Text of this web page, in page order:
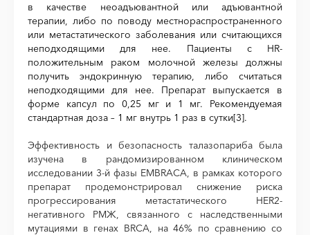
в качестве неоадъювантной или адъювантной
терапии, либо по поводу местнораспространенного
или метастатического заболевания или считающихся
неподходящими для нее. Пациенты с HR-
положительным раком молочной железы должны
получить эндокринную терапию, либо считаться
неподходящими для нее. Препарат выпускается в
форме капсул по 0,25 мг и 1 мг. Рекомендуемая
стандартная доза – 1 мг внутрь 1 раз в сутки[3].
Эффективность и безопасность талазопариба была
изучена в рандомизированном клиническом
исследовании 3-й фазы EMBRACA, в рамках которого
препарат продемонстрировал снижение риска
прогрессирования метастатического HER2-
негативного РМЖ, связанного с наследственными
мутациями в генах BRCA, на 46% по сравнению со